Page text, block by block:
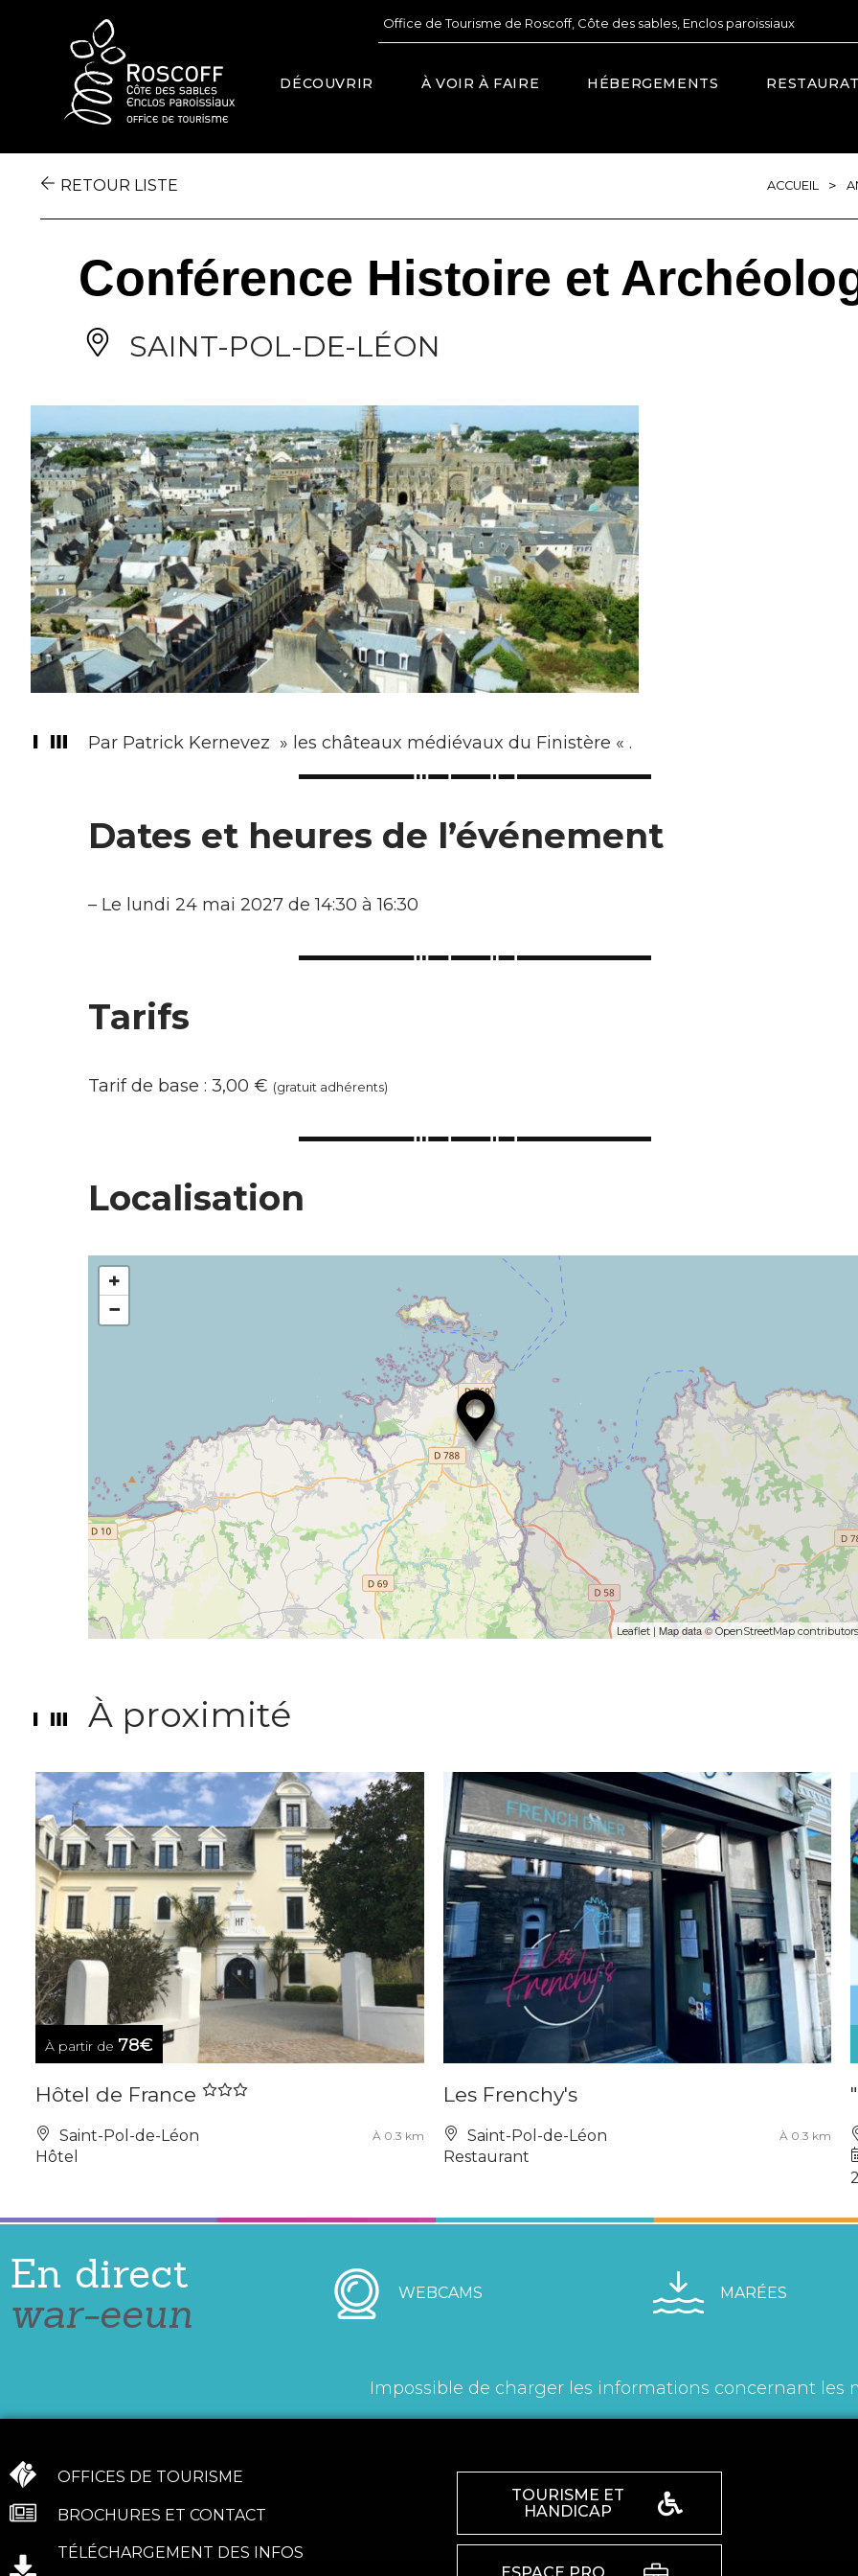
Office de Tourisme de Roscoff, Côte des sables, Enclos paroissiaux
DÉCOUVRIR À VOIR À FAIRE HÉBERGEMENTS
RETOUR LISTE ACCUEIL >
Conférence Histoire et
SAINT-POL-DE-LÉON
Par Patrick Kernevez » les châteaux médiévaux du Finistère « .
Dates et heures de l’événement
– Le lundi 24 mai 2027 de 14:30 à 16:30
Tarifs
Tarif de base : 3,00 € (gratuit adhérents)
Localisation
+
−
Leaflet | Map data ©OpenStreetMap
À proximité
À partir de 78€
Hôtel de France
Saint-Pol-de-Léon À 0.3 km
Hôtel
Les Frenchy's
Saint-Pol-de-Léon À 0.3 km
Restaurant
En direct
war-eeun WEBCAMS MARÉES
Impossible de charger les informations concernant les
OFFICES DE TOURISME
BROCHURES ET CONTACT
TÉLÉCHARGEMENT DES INFOS
TOURISME ET
HANDICAP
ESPACE PRO